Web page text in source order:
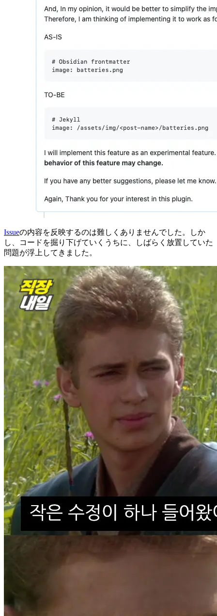
Issueの内容を反映するのは難しくありませんでした。しか
し、コードを掘り下げていくうちに、しばらく放置していた
問題が浮上してきました。